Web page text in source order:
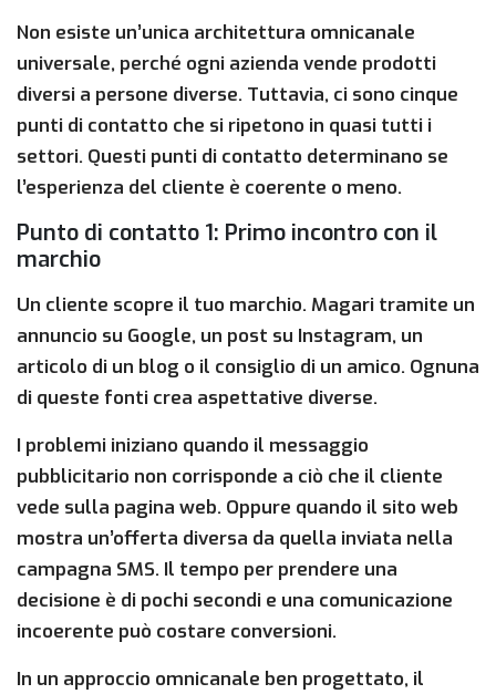
Non esiste un’unica architettura omnicanale
universale, perché ogni azienda vende prodotti
diversi a persone diverse. Tuttavia, ci sono cinque
punti di contatto che si ripetono in quasi tutti i
settori. Questi punti di contatto determinano se
l’esperienza del cliente è coerente o meno.
Punto di contatto 1: Primo incontro con il
marchio
Un cliente scopre il tuo marchio. Magari tramite un
annuncio su Google, un post su Instagram, un
articolo di un blog o il consiglio di un amico. Ognuna
di queste fonti crea aspettative diverse.
I problemi iniziano quando il messaggio
pubblicitario non corrisponde a ciò che il cliente
vede sulla pagina web. Oppure quando il sito web
mostra un’offerta diversa da quella inviata nella
campagna SMS. Il tempo per prendere una
decisione è di pochi secondi e una comunicazione
incoerente può costare conversioni.
In un approccio omnicanale ben progettato, il